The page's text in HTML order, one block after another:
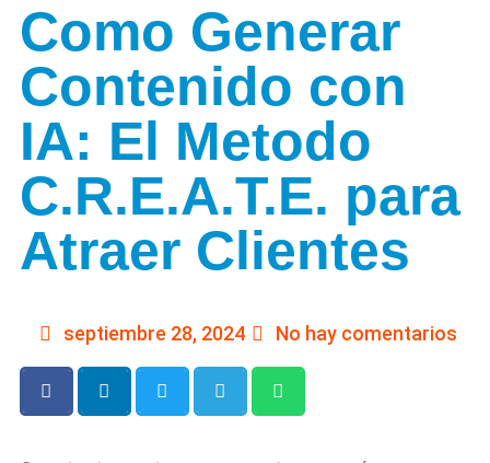
Como Generar
Contenido con
IA: El Metodo
C.R.E.A.T.E. para
Atraer Clientes
septiembre 28, 2024 No hay comentarios